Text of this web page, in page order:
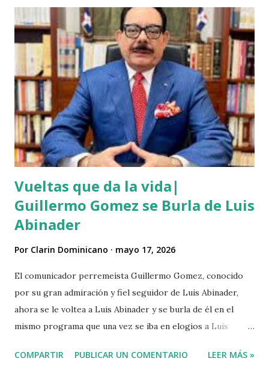
dinero, por lo que este a su vez se mantuvo esperando el
momento oportuno para cometer el hecho y asaltarlo,
según versiones el haitiano era adicto a las drogas y por
eso le pidió el dinero prestado. Las versiones de los
comunitarios indican que el asesino tenía su ropa empapada
de sangre y que éste se bañó y de dejó las ropas
ensangrentada tirada en el lugar donde vivía, luego empredi
ó la huida. Éste es solo uno de múltiples asesinatos
cometidos por haiti...
Vueltas que da la vida|
Guillermo Gomez se Burla de Luis
Abinader
Por Clarin Dominicano mayo 17, 2026
El comunicador perremeísta Guillermo Gomez, conocido
por su gran admiración y fiel seguidor de Luis Abinader,
ahora se le voltea a Luis Abinader y se burla de él en el
mismo programa que una vez se iba en elogios a Luis
COMPARTIR PUBLICAR UN COMENTARIO LEER MÁS »